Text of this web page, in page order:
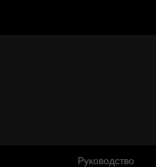
Руководство